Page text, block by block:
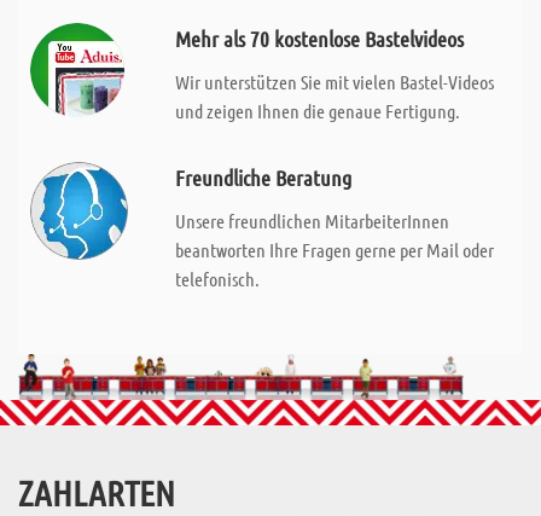
Mehr als 70 kostenlose Bastelvideos
Wir unterstützen Sie mit vielen Bastel-Videos
und zeigen Ihnen die genaue Fertigung.
Freundliche Beratung
Unsere freundlichen MitarbeiterInnen
beantworten Ihre Fragen gerne per Mail oder
telefonisch.
ZAHLARTEN